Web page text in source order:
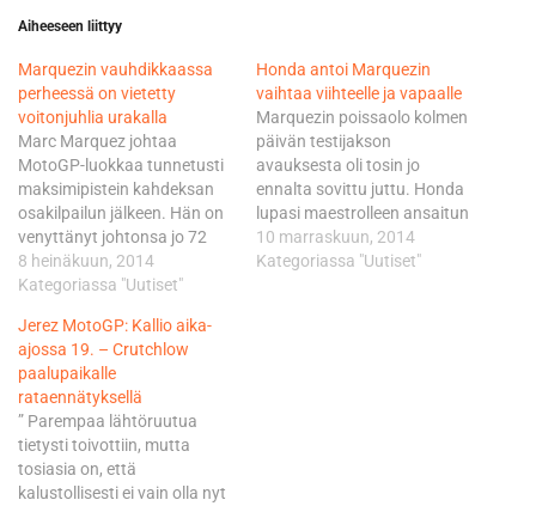
Aiheeseen liittyy
Marquezin vauhdikkaassa
perheessä on vietetty
voitonjuhlia urakalla
Marc Marquez johtaa
MotoGP-luokkaa tunnetusti
maksimipistein kahdeksan
osakilpailun jälkeen. Hän on
venyttänyt johtonsa jo 72
pisteeseen Yamahan kanssa
kahden vuoden
solmineeseen Valentino
Rossiin ja Honda-
tallikaveriinsa Dani
Pedrosaan. Alex Marquez on
puolestaan noussut
voitoillaan mukaan Moto3-
luokan mestaruustaisteluun.
Aki Ajon johtaman Red Bull
8 heinäkuun, 2014
Kategoriassa "Uutiset"
Honda antoi Marquezin
vaihtaa viihteelle ja vapaalle
Marquezin poissaolo kolmen
päivän testijakson
avauksesta oli tosin jo
ennalta sovittu juttu. Honda
lupasi maestrolleen ansaitun
vapaapäivän ja tilaisuuden
juhlia mestaruuksia
10 marraskuun, 2014
Kategoriassa "Uutiset"
Jerez MotoGP: Kallio aika-
ajossa 19. – Crutchlow
paalupaikalle
rataennätyksellä
” Parempaa lähtöruutua
tietysti toivottiin, mutta
tosiasia on, että
kalustollisesti ei vain olla nyt